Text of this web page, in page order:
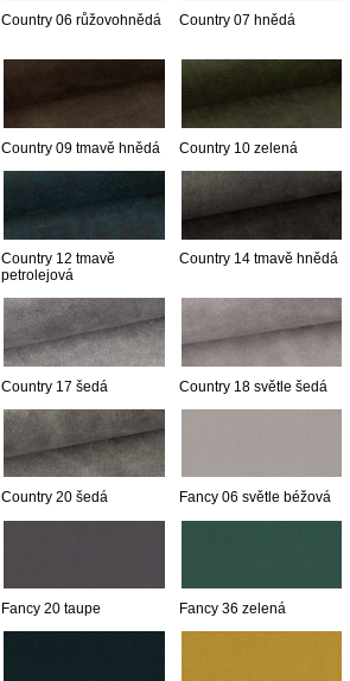
Country 06 růžovohnědá Country 07 hnědá
Country 09 tmavě hnědá Country 10 zelená
Country 12 tmavě
petrolejová
Country 14 tmavě hnědá
Country 17 šedá Country 18 světle šedá
Country 20 šedá Fancy 06 světle béžová
Fancy 20 taupe Fancy 36 zelená